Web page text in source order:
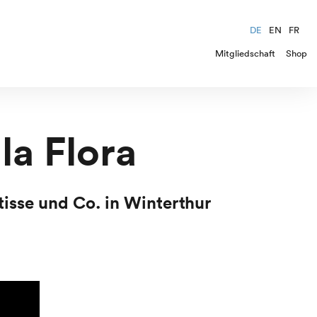
DE EN
FR
Mitgliedschaft
Shop
Flora
und Co. in Winterthur